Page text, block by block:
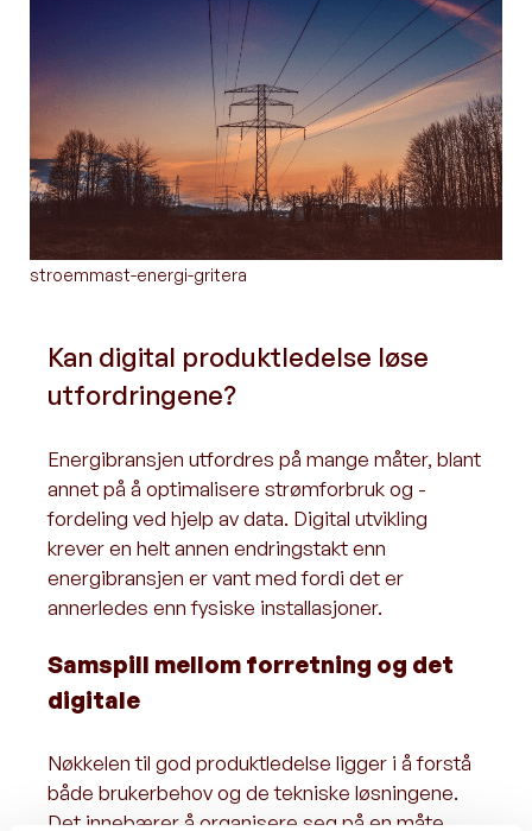
stroemmast-energi-gritera
Kan digital produktledelse løse
utfordringene?
Energibransjen utfordres på mange måter, blant
annet på å optimalisere strømforbruk og -
fordeling ved hjelp av data. Digital utvikling
krever en helt annen endringstakt enn
energibransjen er vant med fordi det er
annerledes enn fysiske installasjoner.
Samspill mellom forretning og det
digitale
Nøkkelen til god produktledelse ligger i å forstå
både brukerbehov og de tekniske løsningene.
Det innebærer å organisere seg på en måte